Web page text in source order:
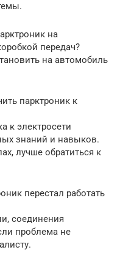
на
передач?
на автомобиль
парктроник к
к электросети
знаний и навыков.
лучше обратиться к
перестал работать
соединения
проблема не